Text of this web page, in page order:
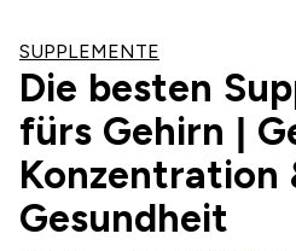
SUPPLEMENTE
Die besten
fürs Gehirn |
Konzentration
Gesundheit